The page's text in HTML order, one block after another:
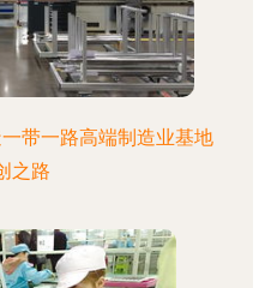
带一路高端制造业基地
之路